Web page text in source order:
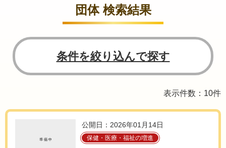
団体 検索結果
条件を絞り込んで探す
表示件数：10件
公開日：2026年01月14日
保健・医療・福祉の増進